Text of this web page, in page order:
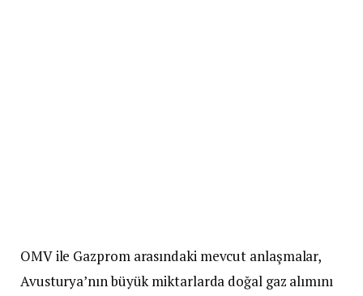
OMV ile Gazprom arasındaki mevcut anlaşmalar,
Avusturya’nın büyük miktarlarda doğal gaz alımını